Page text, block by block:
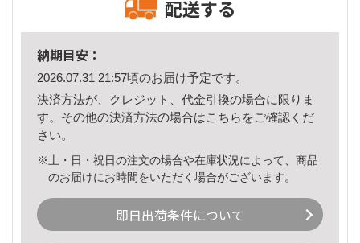
配送する
納期目安：
2026.07.31 21:57頃のお届け予定です。
決済方法が、クレジット、代金引換の場合に限りま
す。その他の決済方法の場合はこちら をご確認くだ
さい。
※土・日・祝日の注文の場合や在庫状況によって、商品
のお届けにお時間をいただく場合がございます。
即日出荷条件について